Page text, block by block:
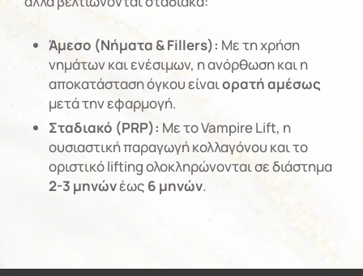
Άμεσο (Νήματα & Fillers): Με τη χρήση
νημάτων και ενέσιμων, η ανόρθωση και η
αποκατάσταση όγκου είναιορατή αμέσως
μετά την εφαρμογή.
Σταδιακό (PRP): Με το Vampire Lift, η
ουσιαστική παραγωγή κολλαγόνου και το
οριστικό lifting ολοκληρώνονται σε διάστημα
2-3 μηνώνέως 6 μηνών.